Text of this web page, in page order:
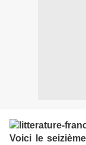
Voici le